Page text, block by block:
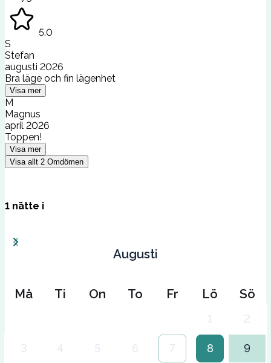
5.0
S
Stefan
augusti 2026
Bra läge och fin lägenhet
Visa mer
M
Magnus
april 2026
Toppen!
Visa mer
Visa allt 2 Omdömen
1 nätte i
Augusti
Må Ti On To Fr Lö Sö
1 2
3 4 5 6 7 8 9